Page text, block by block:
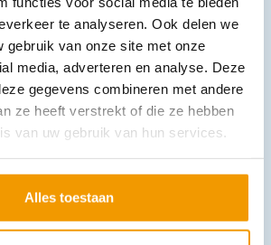
te analyseren. Ook delen we
gebruik van onze site met onze
media, adverteren en analyse. Deze
gegevens combineren met andere
ze heeft verstrekt of die ze hebben
van uw gebruik van hun services.
Alles toestaan
Downloads
in deze